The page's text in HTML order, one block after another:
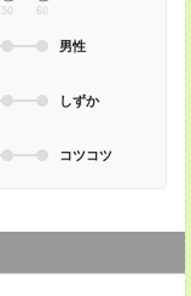
50 60
男性
しずか
コツコツ